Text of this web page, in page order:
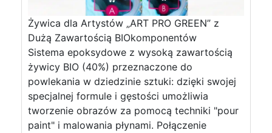
Żywica dla Artystów „ART PRO GREEN” z
Dużą Zawartością BIOkomponentów
Sistema epoksydowe z wysoką zawartością
żywicy BIO (40%) przeznaczone do
powlekania w dziedzinie sztuki: dzięki swojej
specjalnej formule i gęstości umożliwia
tworzenie obrazów za pomocą techniki "pour
paint" i malowania płynami. Połączenie